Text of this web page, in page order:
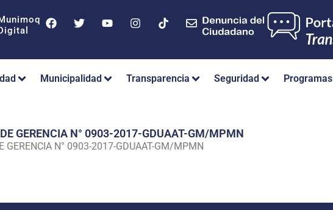
Municipalidad Transparencia Seguridad Programas
GERENCIA N° 0903-2017-GDUAAT-GM/MPMN
GERENCIA N° 0903-2017-GDUAAT-GM/MPMN